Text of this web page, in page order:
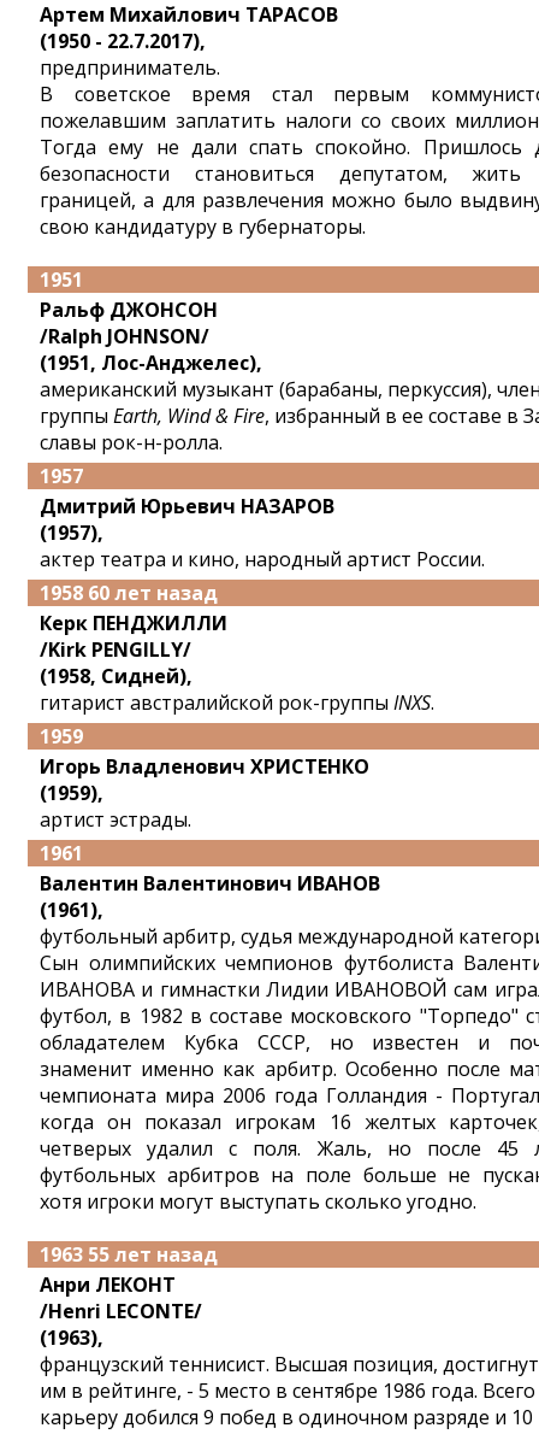
Артем Михайлович ТАРАСОВ
(1950 - 22.7.2017),
предприниматель.
В советское время стал первым
пожелавшим заплатить налоги со своих
Тогда ему не дали спать спокойно. Пришлось
безопасности становиться депутатом,
границей, а для развлечения можно было
свою кандидатуру в губернаторы.
1951
Ральф ДЖОНСОН
/Ralph JOHNSON/
(1951, Лос-Анджелес),
американский музыкант (барабаны, перкуссия),
группы Earth, Wind & Fire, избранный в ее составе в
славы рок-н-ролла.
1957
Дмитрий Юрьевич НАЗАРОВ
(1957),
актер театра и кино, народный артист России.
1958 60 лет назад
Керк ПЕНДЖИЛЛИ
/Kirk PENGILLY/
(1958, Сидней),
гитарист австралийской рок-группы INXS.
1959
Игорь Владленович ХРИСТЕНКО
(1959),
артист эстрады.
1961
Валентин Валентинович ИВАНОВ
(1961),
футбольный арбитр, судья международной
Сын олимпийских чемпионов футболиста
ИВАНОВА и гимнастки Лидии ИВАНОВОЙ сам
футбол, в 1982 в составе московского "Торпедо"
обладателем Кубка СССР, но известен и
знаменит именно как арбитр. Особенно после
чемпионата мира 2006 года Голландия -
когда он показал игрокам 16 желтых
четверых удалил с поля. Жаль, но после 45
футбольных арбитров на поле больше не
хотя игроки могут выступать сколько угодно.
1963 55 лет назад
Анри ЛЕКОНТ
/Henri LECONTE/
(1963),
французский теннисист. Высшая позиция,
им в рейтинге, - 5 место в сентябре 1986 года. Всего
карьеру добился 9 побед в одиночном разряде и 10